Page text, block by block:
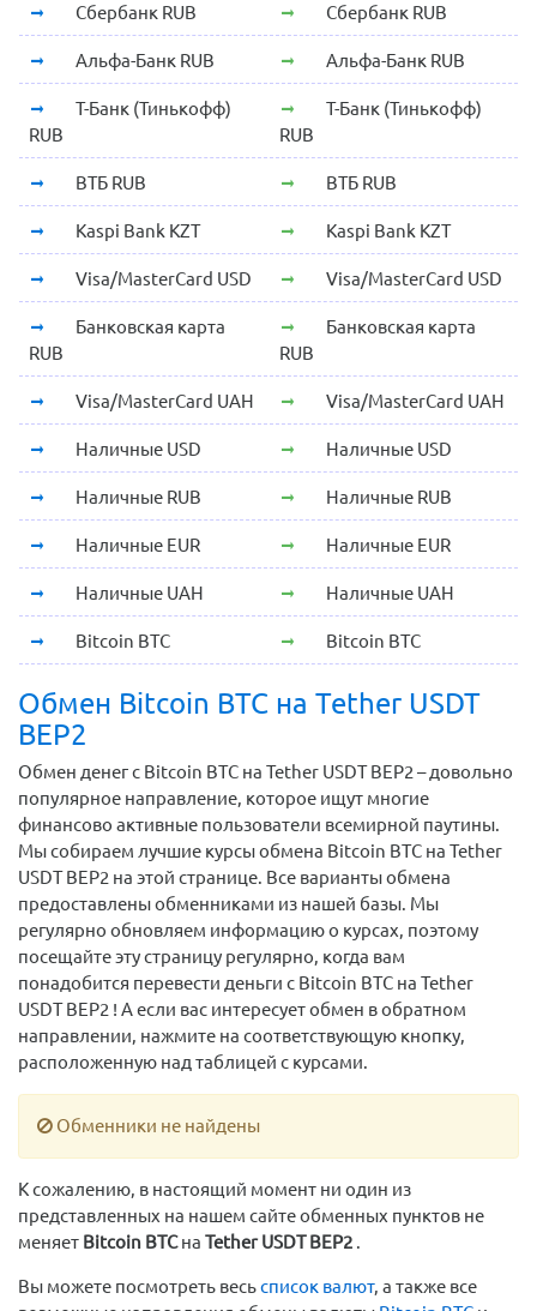
Сбербанк RUB Сбербанк RUB
Альфа-Банк RUB Альфа-Банк RUB
Т-Банк (Тинькофф)
RUB
Т-Банк (Тинькофф)
RUB
ВТБ RUB ВТБ RUB
Kaspi Bank KZT Kaspi Bank KZT
Visa/MasterCard USD Visa/MasterCard USD
Банковская карта
RUB
Банковская карта
RUB
Visa/MasterCard UAH Visa/MasterCard UAH
Наличные USD Наличные USD
Наличные RUB Наличные RUB
Наличные EUR Наличные EUR
Наличные UAH Наличные UAH
Bitcoin BTC Bitcoin BTC
Обмен Bitcoin BTC на Tether USDT
BEP2
Обмен денег с Bitcoin BTC на Tether USDT BEP2 – довольно
популярное направление, которое ищут многие
финансово активные пользователи всемирной паутины.
Мы собираем лучшие курсы обмена Bitcoin BTC на Tether
USDT BEP2 на этой странице. Все варианты обмена
предоставлены обменниками из нашей базы. Мы
регулярно обновляем информацию о курсах, поэтому
посещайте эту страницу регулярно, когда вам
понадобится перевести деньги с Bitcoin BTC на Tether
USDT BEP2 ! А если вас интересует обмен в обратном
направлении, нажмите на соответствующую кнопку,
расположенную над таблицей с курсами.
Обменники не найдены
К сожалению, в настоящий момент ни один из
представленных на нашем сайте обменных пунктов не
меняет Bitcoin BTCна Tether USDT BEP2 .
Вы можете посмотреть весьсписок валют, а также все